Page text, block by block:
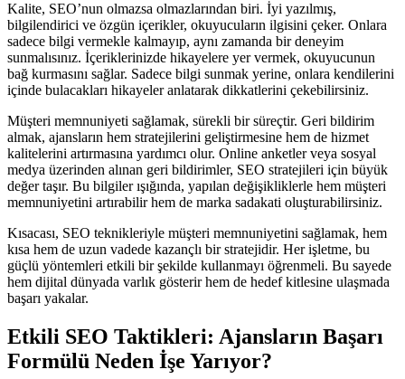
Kalite, SEO’nun olmazsa olmazlarından biri. İyi yazılmış,
bilgilendirici ve özgün içerikler, okuyucuların ilgisini çeker. Onlara
sadece bilgi vermekle kalmayıp, aynı zamanda bir deneyim
sunmalısınız. İçeriklerinizde hikayelere yer vermek, okuyucunun
bağ kurmasını sağlar. Sadece bilgi sunmak yerine, onlara kendilerini
içinde bulacakları hikayeler anlatarak dikkatlerini çekebilirsiniz.
Müşteri memnuniyeti sağlamak, sürekli bir süreçtir. Geri bildirim
almak, ajansların hem stratejilerini geliştirmesine hem de hizmet
kalitelerini artırmasına yardımcı olur. Online anketler veya sosyal
medya üzerinden alınan geri bildirimler, SEO stratejileri için büyük
değer taşır. Bu bilgiler ışığında, yapılan değişikliklerle hem müşteri
memnuniyetini artırabilir hem de marka sadakati oluşturabilirsiniz.
Kısacası, SEO teknikleriyle müşteri memnuniyetini sağlamak, hem
kısa hem de uzun vadede kazançlı bir stratejidir. Her işletme, bu
güçlü yöntemleri etkili bir şekilde kullanmayı öğrenmeli. Bu sayede
hem dijital dünyada varlık gösterir hem de hedef kitlesine ulaşmada
başarı yakalar.
Etkili SEO Taktikleri: Ajansların Başarı
Formülü Neden İşe Yarıyor?